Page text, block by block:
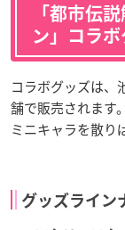
「都市伝
ン」コラ
コラボグッズは、
舗で販売されます
ミニキャラを散り
グッズライン